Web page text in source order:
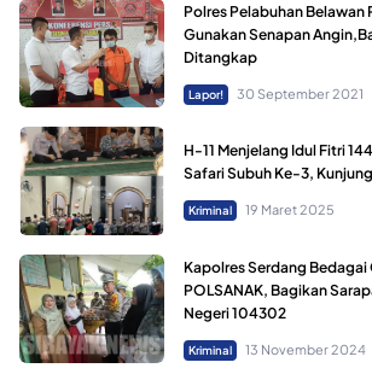
Polres Pelabuhan Belawan
Gunakan Senapan
Ditangkap
Lapor! 30 September 2021
H-11 Menjelang Idul Fitri
Safari Subuh Ke-3,
Kriminal 19 Maret 2025
Kapolres Serdang Bedagai
POLSANAK, Bagikan
Negeri 104302
Kriminal 13 November 2024